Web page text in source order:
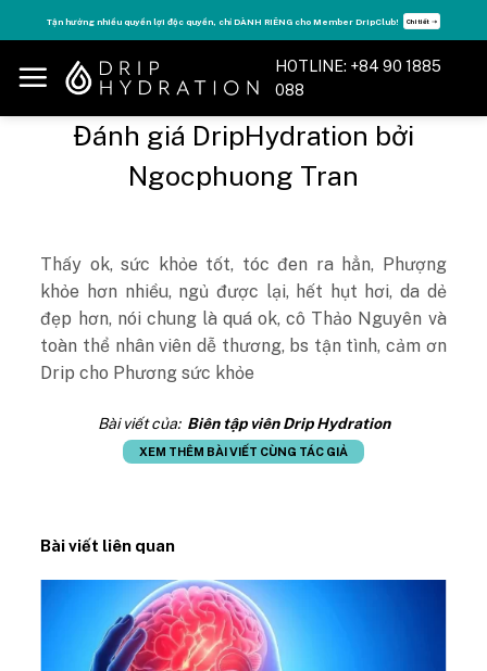
to
content
Tận hưởng nhiều quyền lợi độc quyền, chỉ DÀNH RIÊNG cho Member DripClub! Chi tiết ➝
HOTLINE: +84 90 1885
088
Đánh giá DripHydration bởi
Ngocphuong Tran
Thấy ok, sức khỏe tốt, tóc đen ra hẳn, Phượng
khỏe hơn nhiều, ngủ được lại, hết hụt hơi, da dẻ
đẹp hơn, nói chung là quá ok, cô Thảo Nguyên và
toàn thể nhân viên dễ thương, bs tận tình, cảm ơn
Drip cho Phương sức khỏe
Bài viết của: Biên tập viên Drip Hydration
XEM THÊM BÀI VIẾT CÙNG TÁC GIẢ
Bài viết liên quan